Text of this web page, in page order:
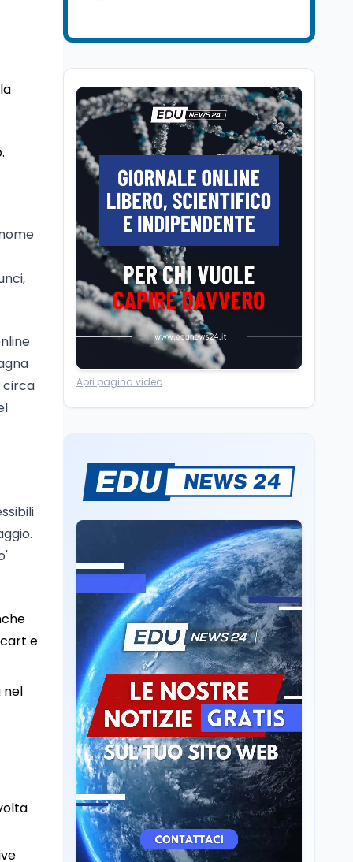
circa
e
nel
reattori spenti
Scuola6 ago
Posizioni economiche
ATA: la matematica
degli arretrati fino a
Cultura6 ago
Spesa culturale in
Lombardia da record,
Sud triplica
Cultura 6 ago
Francesco Guccini si è
spento a Pàvana: addio
al Maestrone
Ricerca6 ago
Un secolo di Warburg: il
Il rivelatore che 'vede' i
reattori spenti
roccia
Scuola6 ago
Posizioni economiche
ATA: la matematica
degli arretrati fino a
4.150 euro
Cultura6 ago
Spesa culturale in
Lombardia da record,
ma la voragine Nord-
Sud triplica
Cultura 6 ago
Francesco Guccini si è
spento a Pàvana: addio
al Maestrone
Apri pagina video